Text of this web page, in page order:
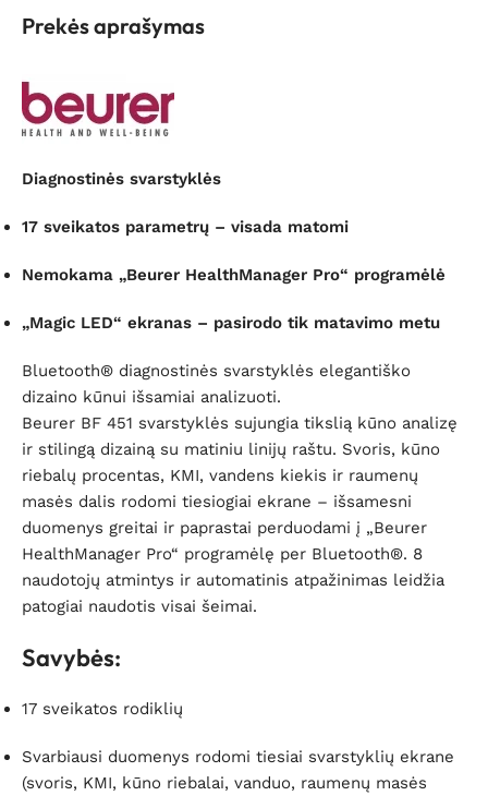
Prekės aprašymas
Diagnostinės svarstyklės
17 sveikatos parametrų – visada matomi
Nemokama „Beurer HealthManager Pro“ programėlė
„Magic LED“ ekranas – pasirodo tik matavimo metu
Bluetooth® diagnostinės svarstyklės elegantiško
dizaino kūnui išsamiai analizuoti.
Beurer BF 451 svarstyklės sujungia tikslią kūno analizę
ir stilingą dizainą su matiniu linijų raštu. Svoris, kūno
riebalų procentas, KMI, vandens kiekis ir raumenų
masės dalis rodomi tiesiogiai ekrane – išsamesni
duomenys greitai ir paprastai perduodami į „Beurer
HealthManager Pro“ programėlę per Bluetooth®. 8
naudotojų atmintys ir automatinis atpažinimas leidžia
patogiai naudotis visai šeimai.
Savybės:
17 sveikatos rodiklių
Svarbiausi duomenys rodomi tiesiai svarstyklių ekrane
(svoris, KMI, kūno riebalai, vanduo, raumenų masės